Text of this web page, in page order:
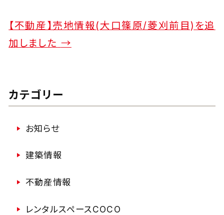
k
【不動産】売地情報(大口篠原/菱刈前目)を追
加しました →
カテゴリー
お知らせ
建築情報
不動産情報
レンタルスペースCOCO